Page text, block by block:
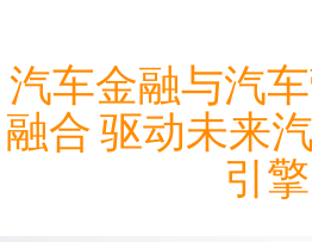
汽车金融与汽
融合 驱动未来
引擎